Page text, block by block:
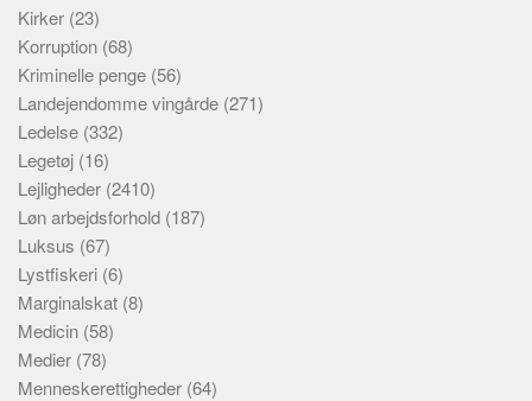
Kirker (23)
Korruption (68)
Kriminelle penge (56)
Landejendomme vingårde (271)
Ledelse (332)
Legetøj (16)
Lejligheder (2410)
Løn arbejdsforhold (187)
Luksus (67)
Lystfiskeri (6)
Marginalskat (8)
Medicin (58)
Medier (78)
Menneskerettigheder (64)